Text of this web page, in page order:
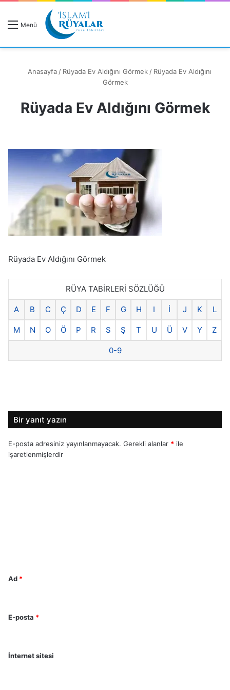
Menü
Anasayfa / Rüyada Ev Aldığını Görmek / Rüyada Ev Aldığını
Görmek
Rüyada Ev Aldığını Görmek
Rüyada Ev Aldığını Görmek
RÜYA TABİRLERİ SÖZLÜĞÜ
A B C Ç D E F G H I İ J K L
M N O Ö P R S Ş T U Ü V Y Z
0-9
Bir yanıt yazın
E-posta adresiniz yayınlanmayacak. Gerekli alanlar * ile
işaretlenmişlerdir
Ad *
E-posta *
İnternet sitesi
Rüyanızı Arayın